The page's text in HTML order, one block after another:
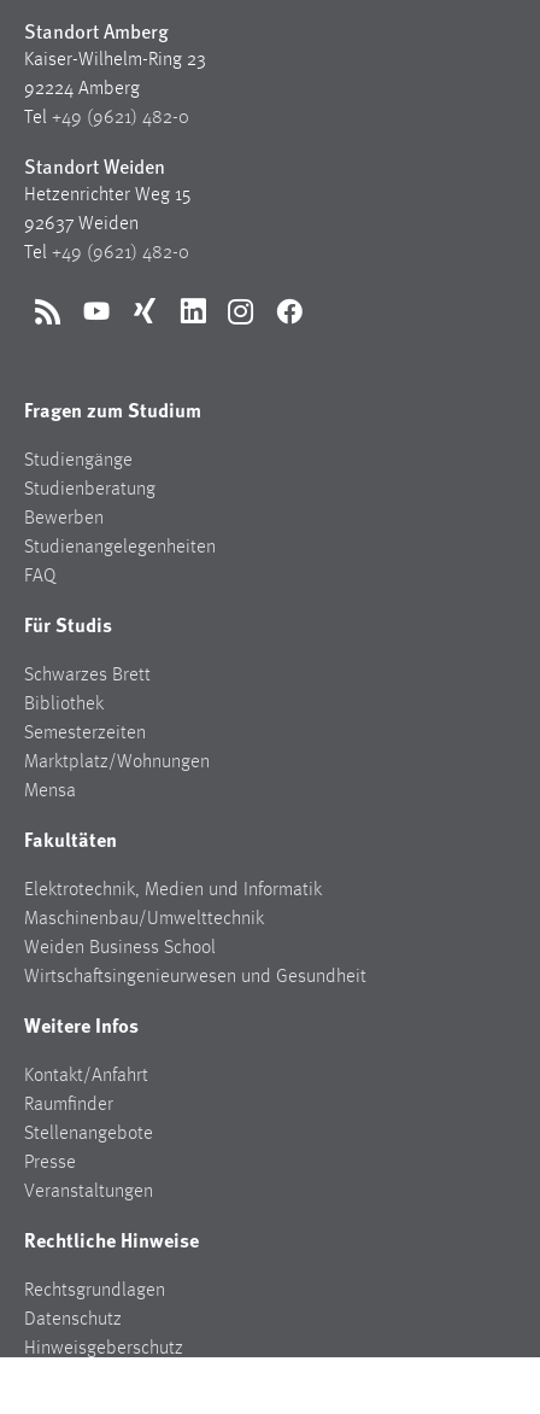
Standort Amberg
Kaiser-Wilhelm-Ring 23
92224 Amberg
Tel +49 (9621) 482-0
Standort Weiden
Hetzenrichter Weg 15
92637 Weiden
Tel +49 (9621) 482-0
RSS YouTubeXing LinkedInInstagramFacebook
Fragen zum Studium
Studiengänge
Studienberatung
Bewerben
Studienangelegenheiten
FAQ
Für Studis
Schwarzes Brett
Bibliothek
Semesterzeiten
Marktplatz/Wohnungen
Mensa
Fakultäten
Elektrotechnik, Medien und Informatik
Maschinenbau/Umwelttechnik
Weiden Business School
Wirtschaftsingenieurwesen und Gesundheit
Weitere Infos
Kontakt/Anfahrt
Raumfinder
Stellenangebote
Presse
Veranstaltungen
Rechtliche Hinweise
Rechtsgrundlagen
Datenschutz
Hinweisgeberschutz
STATISTIK
Statistik Cookies erfassen Informationen anonym.
Diese Informationen helfen uns zu verstehen, wie
unsere Besucher unsere Website nutzen.
Matomo
Name:
_pk_ref, _pk_cvar, _pk_id, _pk_ses
Zweck:
Max. 13 Monate
MARKETING
Marketing Cookies werden von Drittanbietern
hinweg verfolgen.
Google Ads
Name:
_gcl_au
Conversion-Tracking
Cookie Laufzeit:
3 Monate
Facebook Pixel
Name:
_fbp
Facebook
Zweck:
Cookie Laufzeit:
3 Monate